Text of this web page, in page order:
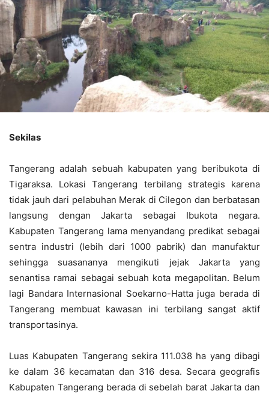
Sekilas
Tangerang adalah sebuah kabupaten yang beribukota di
Tigaraksa. Lokasi Tangerang terbilang strategis karena
tidak jauh dari pelabuhan Merak di Cilegon dan berbatasan
langsung dengan Jakarta sebagai Ibukota negara.
Kabupaten Tangerang lama menyandang predikat sebagai
sentra industri (lebih dari 1000 pabrik) dan manufaktur
sehingga suasananya mengikuti jejak Jakarta yang
senantisa ramai sebagai sebuah kota megapolitan. Belum
lagi Bandara Internasional Soekarno-Hatta juga berada di
Tangerang membuat kawasan ini terbilang sangat aktif
transportasinya.
Luas Kabupaten Tangerang sekira 111.038 ha yang dibagi
ke dalam 36 kecamatan dan 316 desa. Secara geografis
Kabupaten Tangerang berada di sebelah barat Jakarta dan